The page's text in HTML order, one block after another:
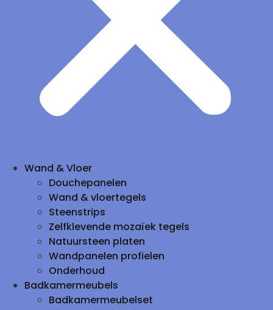
Wand & Vloer
Douchepanelen
Wand & vloertegels
Steenstrips
Zelfklevende mozaïek tegels
Natuursteen platen
Wandpanelen profielen
Onderhoud
Badkamermeubels
Badkamermeubelset